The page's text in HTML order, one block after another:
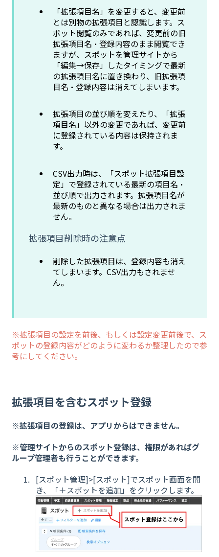
「拡張項目名」を変更すると、変更前
とは別物の拡張項目と認識します。ス
ポット閲覧のみであれば、変更前の旧
拡張項目名・登録内容のまま閲覧でき
ますが、スポットを管理サイトから
「編集→保存」したタイミングで最新
の拡張項目名に置き換わり、旧拡張項
目名・登録内容は消えてしまいます。
拡張項目の並び順を変えたり、「拡張
項目名」以外の変更であれば、変更前
に登録されている内容は保持されま
す。
CSV出力時は、「スポット拡張項目設
定」で登録されている最新の項目名・
並び順で出力されます。拡張項目名が
最新のものと異なる場合は出力されま
せん。
拡張項目削除時の注意点
削除した拡張項目は、登録内容も消え
てしまいます。CSV出力もされませ
ん。
※拡張項目の設定を前後、もしくは設定変更前後で、ス
ポットの登録内容がどのように変わるか整理したので参
考にしてください。
拡張項目を含むスポット登録
※拡張項目の登録は、アプリからはできません。
※管理サイトからのスポット登録は、権限があればグ
ループ管理者も行うことができます。
[スポット管理]>[スポット]でスポット画面を開
き、「＋スポットを追加」をクリックします。